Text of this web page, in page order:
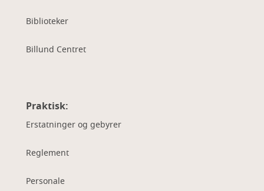
Biblioteker
Billund Centret
Praktisk:
Erstatninger og gebyrer
Reglement
Personale